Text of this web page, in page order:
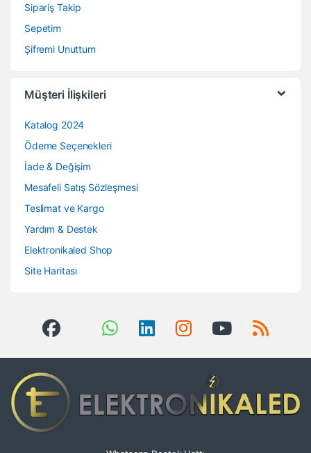
Sipariş Takip
Sepetim
Şifremi Unuttum
Müşteri İlişkileri
Katalog 2024
Ödeme Seçenekleri
İade & Değişim
Mesafeli Satış Sözleşmesi
Teslimat ve Kargo
Yardım & Destek
Elektronikaled Shop
Site Haritası